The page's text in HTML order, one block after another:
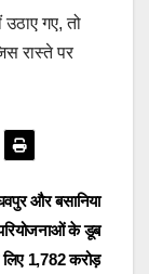
गए, तो
रास्ते पर
और बसानिया
के डूब
लिए 1,782 करोड़